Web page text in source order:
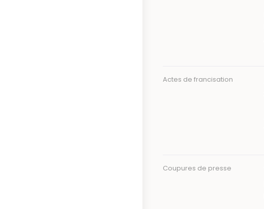
Actes de francisation
Coupures de presse